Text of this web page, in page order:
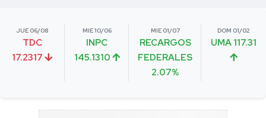
JUE 06/08
TDC
17.2317
MIE 10/06
INPC
145.1310
MIE 01/07
RECARGOS
FEDERALES
2.07%
DOM 01/02
UMA 117.31